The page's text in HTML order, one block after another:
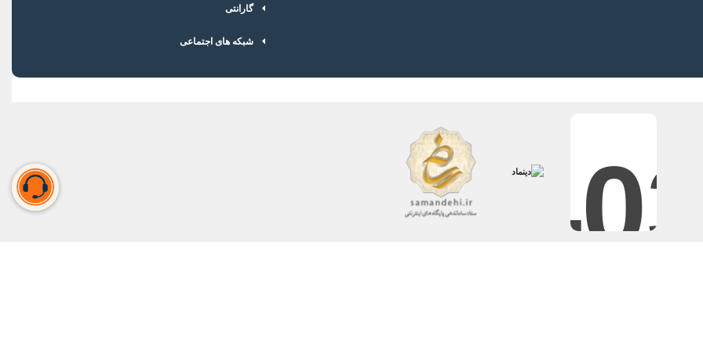
گارانتی
شبکه های اجتماعی